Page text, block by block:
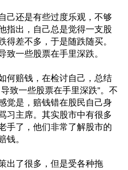
己还是有些过度乐观，不够
指出，自己总是觉得一支股
得差不多，于是随跌随买。
致一些股票在手里深跌。
何赔钱，在检讨自己，总结
致一些股票在手里深跌”。不
觉是，赔钱错在股民自己身
习主席。其实股市中有很多
手了，他们非常了解股市的
钱。
出了很多，但是受各种拖